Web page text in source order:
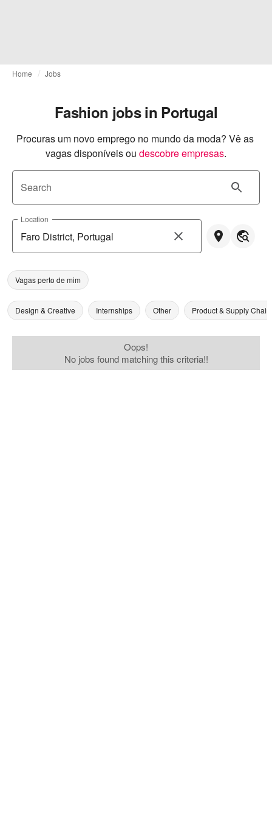
Home Jobs
Fashion jobs in Portugal
Procuras um novo emprego no mundo da moda? Vê as
vagas disponíveis ou descobre empresas.
Search
Location
Vagas perto de mim
Design & Creative Internships Other Product & Supply Chain
Oops!
No jobs found matching this criteria!!